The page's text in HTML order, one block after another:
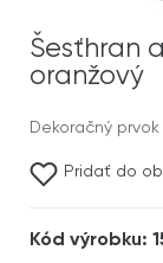
Šesťhran
oranžový
Dekoračný
Pridať do
Kód výrobku: